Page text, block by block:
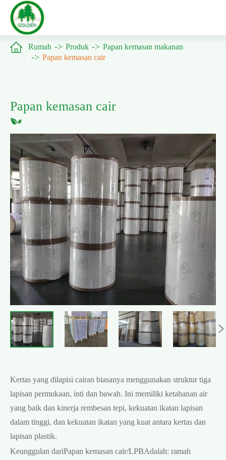
 Rumah Produk
Papan kemasan makanan
Papan kemasan cair
Papan kemasan cair

Kertas yang dilapisi cairan biasanya menggunakan struktur tiga
lapisan permukaan, inti dan bawah. Ini memiliki ketahanan air
yang baik dan kinerja rembesan tepi, kekuatan ikatan lapisan
dalam tinggi, dan kekuatan ikatan yang kuat antara kertas dan
lapisan plastik.
Keunggulan dariPapan kemasan cair/LPBAdalah: ramah